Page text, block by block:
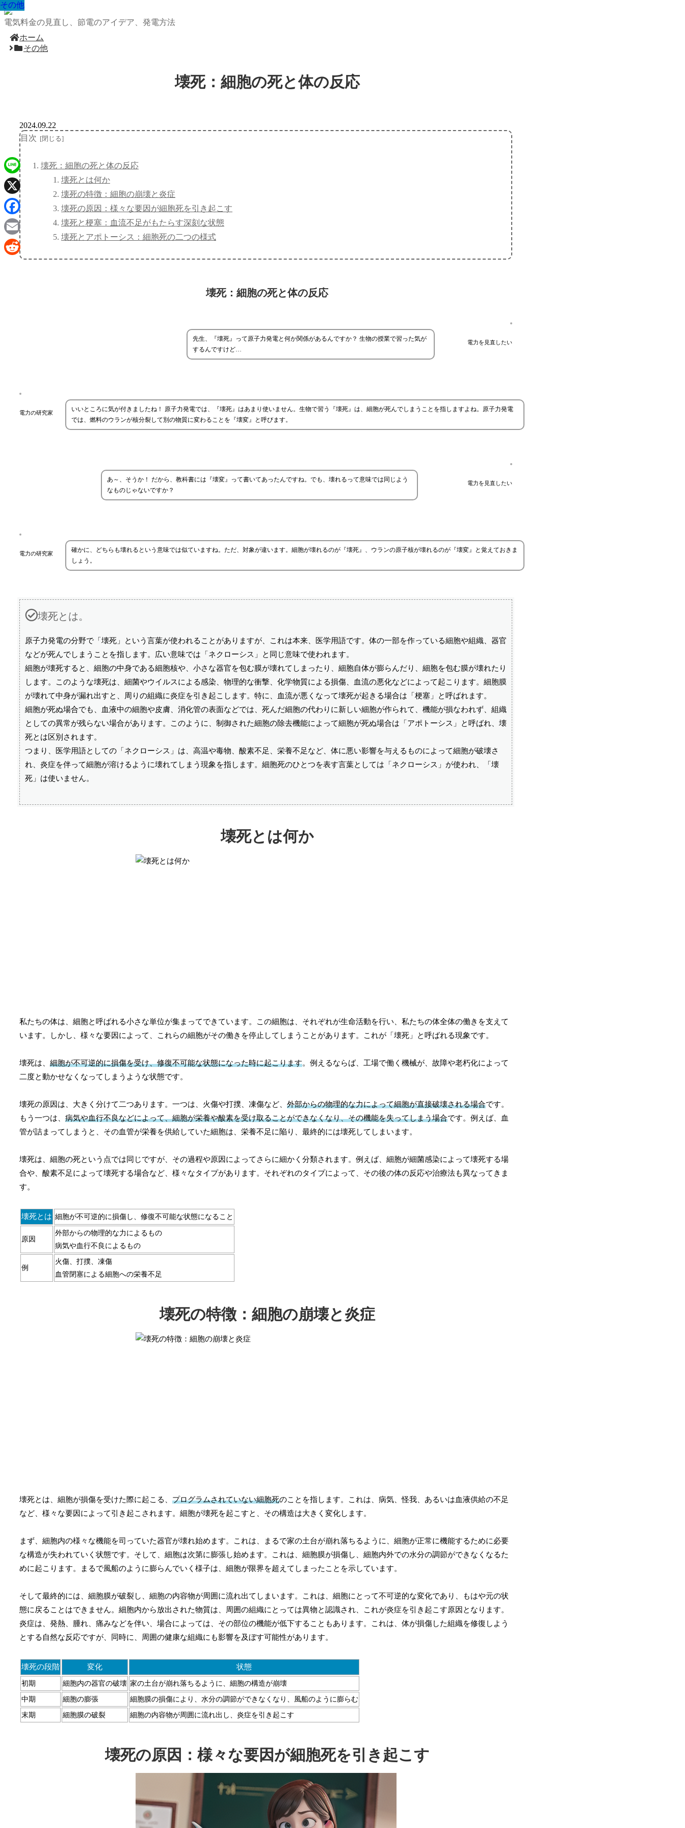
電気料金の見直し、節電のアイデア、発電方法
ホーム
その他
壊死：細胞の死と体の反応
その他
2024.09.22
目次
壊死：細胞の死と体の反応
壊死とは何か
壊死の特徴：細胞の崩壊と炎症
壊死の原因：様々な要因が細胞死を引き起こす
壊死と梗塞：血流不足がもたらす深刻な状態
壊死とアポトーシス：細胞死の二つの様式
壊死：細胞の死と体の反応
電力を見直したい
先生、『壊死』って原子力発電と何か関係があるんですか？ 生物の授業で習った気が
するんですけど…
電力の研究家
いいところに気が付きましたね！ 原子力発電では、『壊死』はあまり使いません。生物で習う『壊死』は、細胞が死んでしまうことを指しますよね。原子力発電
では、燃料のウランが核分裂して別の物質に変わることを『壊変』と呼びます。
電力を見直したい
あ～、そうか！ だから、教科書には『壊変』って書いてあったんですね。でも、壊れるって意味では同じよう
なものじゃないですか？
電力の研究家
確かに、どちらも壊れるという意味では似ていますね。ただ、対象が違います。細胞が壊れるのが『壊死』、ウランの原子核が壊れるのが『壊変』と覚えておきま
しょう。
壊死とは。
原子力発電の分野で「壊死」という言葉が使われることがありますが、これは本来、医学用語です。体の一部を作っている細胞や組織、器官
などが死んでしまうことを指します。広い意味では「ネクローシス」と同じ意味で使われます。
細胞が壊死すると、細胞の中身である細胞核や、小さな器官を包む膜が壊れてしまったり、細胞自体が膨らんだり、細胞を包む膜が壊れたり
します。このような壊死は、細菌やウイルスによる感染、物理的な衝撃、化学物質による損傷、血流の悪化などによって起こります。細胞膜
が壊れて中身が漏れ出すと、周りの組織に炎症を引き起こします。特に、血流が悪くなって壊死が起きる場合は「梗塞」と呼ばれます。
細胞が死ぬ場合でも、血液中の細胞や皮膚、消化管の表面などでは、死んだ細胞の代わりに新しい細胞が作られて、機能が損なわれず、組織
としての異常が残らない場合があります。このように、制御された細胞の除去機能によって細胞が死ぬ場合は「アポトーシス」と呼ばれ、壊
死とは区別されます。
つまり、医学用語としての「ネクローシス」は、高温や毒物、酸素不足、栄養不足など、体に悪い影響を与えるものによって細胞が破壊さ
れ、炎症を伴って細胞が溶けるように壊れてしまう現象を指します。細胞死のひとつを表す言葉としては「ネクローシス」が使われ、「壊
死」は使いません。
壊死とは何か
私たちの体は、細胞と呼ばれる小さな単位が集まってできています。この細胞は、それぞれが生命活動を行い、私たちの体全体の働きを支えて
います。しかし、様々な要因によって、これらの細胞がその働きを停止してしまうことがあります。これが「壊死」と呼ばれる現象です。
壊死は、 細胞が不可逆的に損傷を受け、修復不可能な状態になった時に起こります。例えるならば、工場で働く機械が、故障や老朽化によって
二度と動かせなくなってしまうような状態です。
壊死の原因は、大きく分けて二つあります。一つは、火傷や打撲、凍傷など、 外部からの物理的な力によって細胞が直接破壊される場合です。
もう一つは、 病気や血行不良などによって、細胞が栄養や酸素を受け取ることができなくなり、その機能を失ってしまう場合です。例えば、血
管が詰まってしまうと、その血管が栄養を供給していた細胞は、栄養不足に陥り、最終的には壊死してしまいます。
壊死は、細胞の死という点では同じですが、その過程や原因によってさらに細かく分類されます。例えば、細胞が細菌感染によって壊死する場
合や、酸素不足によって壊死する場合など、様々なタイプがあります。それぞれのタイプによって、その後の体の反応や治療法も異なってきま
す。
壊死とは 細胞が不可逆的に損傷し、修復不可能な状態になること
原因
外部からの物理的な力によるもの
病気や血行不良によるもの
例
火傷、打撲、凍傷
血管閉塞による細胞への栄養不足
壊死の特徴：細胞の崩壊と炎症
壊死とは、細胞が損傷を受けた際に起こる、 プログラムされていない細胞死のことを指します。これは、病気、怪我、あるいは血液供給の不足
など、様々な要因によって引き起こされます。細胞が壊死を起こすと、その構造は大きく変化します。
まず、細胞内の様々な機能を司っていた器官が壊れ始めます。これは、まるで家の土台が崩れ落ちるように、細胞が正常に機能するために必要
な構造が失われていく状態です。そして、細胞は次第に膨張し始めます。これは、細胞膜が損傷し、細胞内外での水分の調節ができなくなるた
めに起こります。まるで風船のように膨らんでいく様子は、細胞が限界を超えてしまったことを示しています。
そして最終的には、細胞膜が破裂し、細胞の内容物が周囲に流れ出てしまいます。これは、細胞にとって不可逆的な変化であり、もはや元の状
態に戻ることはできません。細胞内から放出された物質は、周囲の組織にとっては異物と認識され、これが炎症を引き起こす原因となります。
炎症は、発熱、腫れ、痛みなどを伴い、場合によっては、その部位の機能が低下することもあります。これは、体が損傷した組織を修復しよう
とする自然な反応ですが、同時に、周囲の健康な組織にも影響を及ぼす可能性があります。
壊死の段階 変化 状態
初期 細胞内の器官の破壊 家の土台が崩れ落ちるように、細胞の構造が崩壊
中期 細胞の膨張 細胞膜の損傷により、水分の調節ができなくなり、風船のように膨らむ
末期 細胞膜の破裂 細胞の内容物が周囲に流れ出し、炎症を引き起こす
壊死の原因：様々な要因が細胞死を引き起こす
その他
その他
その他
その他
その他
その他
その他
その他
Line
X
Facebook
Email